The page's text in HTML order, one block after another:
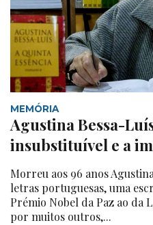
MEMÓRIA
Agustina Bessa-
insubstituível e a
Morreu aos 96 anos
letras portuguesas, uma
Prémio Nobel da Paz ao da
por muitos outros,...